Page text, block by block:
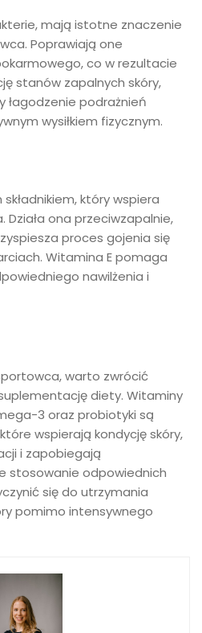
mają istotne znaczenie
Poprawiają one
co w rezultacie
stanów zapalnych skóry,
łagodzenie podrażnień
wysiłkiem fizycznym.
który wspiera
Działa ona przeciwzapalnie,
proces gojenia się
Witamina E pomaga
nawilżenia i
warto zwrócić
diety. Witaminy
3 oraz probiotyki są
wspierają kondycję skóry,
i zapobiegają
stosowanie odpowiednich
się do utrzymania
pomimo intensywnego